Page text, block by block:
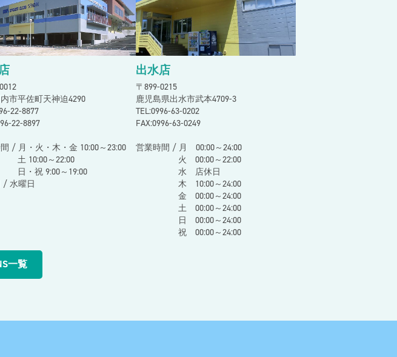
市平佐町天神迫4290
22-8877
22-8897
/ 月・火・木・金 10:00～23:00
～22:00
祝 9:00～19:00
/ 水曜日
出水店
〒899-0215
鹿児島県出水市武本4709-3
TEL:0996-63-0202
FAX:0996-63-0249
営業時間 / 月 00:00～24:00
火 00:00～22:00
水 店休日
木 10:00～24:00
金 00:00～24:00
土 00:00～24:00
日 00:00～24:00
祝 00:00～24:00
一覧